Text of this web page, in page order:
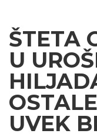
ŠTETA
U
UVEK